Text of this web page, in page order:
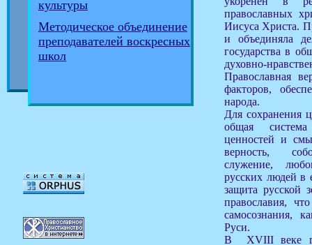
культуры
Методическое объединение
преподавателей воскресных
школ
православных
Иисуса Христа.
и объединяла
государства в
духовно-
Православная
факторов,
народа.
Для сохранения
общая
ценностей и
верность,
служение,
русских людей
защита русской
православия,
самосознания,
Руси.
В XVIII веке